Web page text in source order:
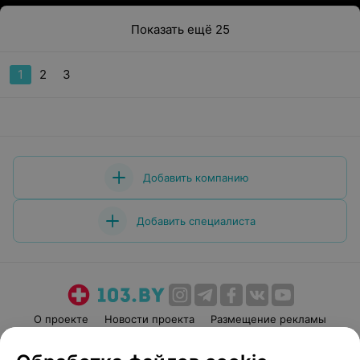
Показать ещё 25
1 2 3
Добавить компанию
Добавить специалиста
О проекте Новости проекта
Размещение рекламы